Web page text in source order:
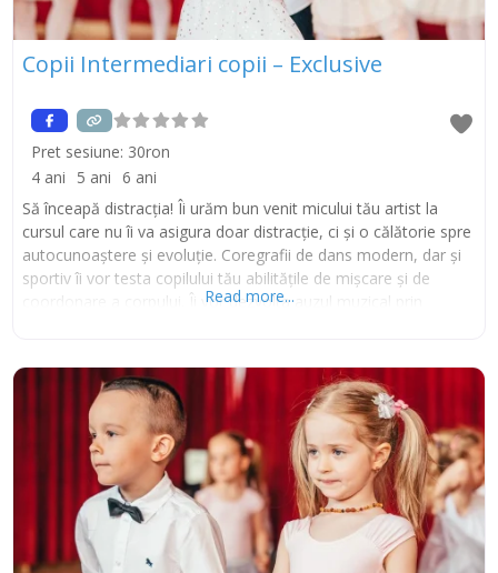
Copii Intermediari copii – Exclusive
Pret sesiune: 30ron
4 ani
5 ani 6 ani
Să înceapă distracția! Îi urăm bun venit micului tău artist la
cursul care nu îi va asigura doar distracție, ci și o călătorie spre
autocunoaștere și evoluție. Coregrafii de dans modern, dar și
sportiv îi vor testa copilului tău abilitățile de mișcare și de
coordonare a corpului. Îi vor dezvolta auzul muzical prin
Read more...